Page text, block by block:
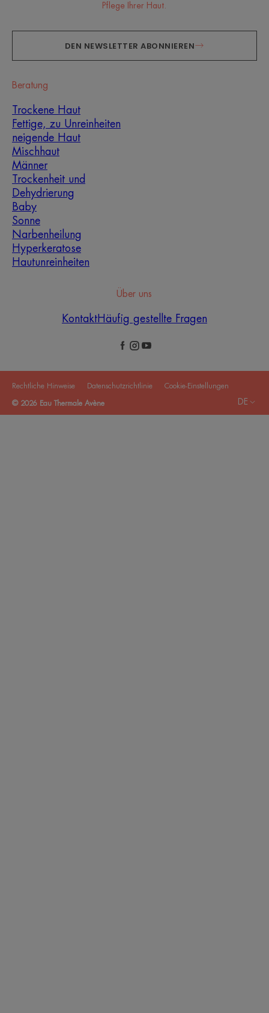
Pflege Ihrer Haut.
DEN NEWSLETTER ABONNIEREN
Beratung
Trockene Haut
Fettige, zu Unreinheiten
neigende Haut
Mischhaut
Männer
Trockenheit und
Dehydrierung
Baby
Sonne
Narbenheilung
Hyperkeratose
Hautunreinheiten
Über uns
KontaktHäufig gestellte Fragen
Rechtliche Hinweise Datenschutzrichtlinie Cookie-Einstellungen
© 2026 Eau Thermale Avène DE